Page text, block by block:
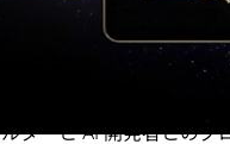
ので、従来は数カ月か
短縮します。
Forest Labs、Dyna
ダーと AI 開発者とのグ